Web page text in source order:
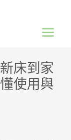
Menu
床到家
使用與